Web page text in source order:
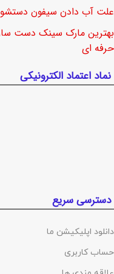
علت آب دادن سیفون
بهترین مارک سینک دست
حرفه ای
نماد اعتماد الکترونیکی
دسترسی سریع
دانلود اپلیکیشن ما
حساب کاربری